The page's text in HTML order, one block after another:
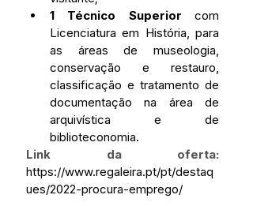
1 Técnico Superior com
Licenciatura em História, para
as áreas de museologia,
conservação e restauro,
classificação e tratamento de
documentação na área de
arquivística e de
biblioteconomia.
Link da oferta:
https://www.regaleira.pt/pt/destaq
ues/2022-procura-emprego/